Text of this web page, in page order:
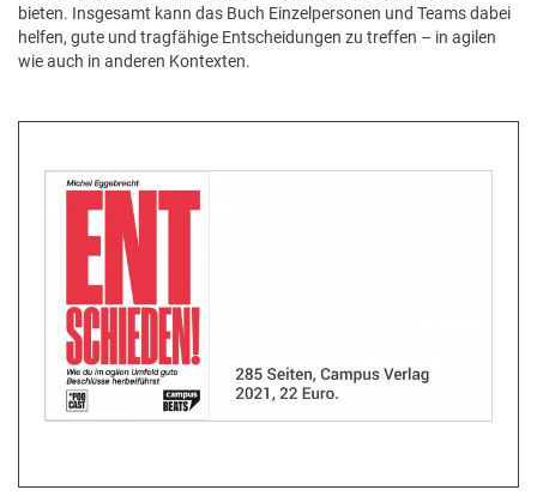
bieten. Insgesamt kann das Buch Einzelpersonen und Teams dabei
helfen, gute und tragfähige Entscheidungen zu treffen – in agilen
wie auch in anderen Kontexten.